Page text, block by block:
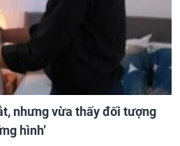
nhưng vừa thấy đối tượng
hình’